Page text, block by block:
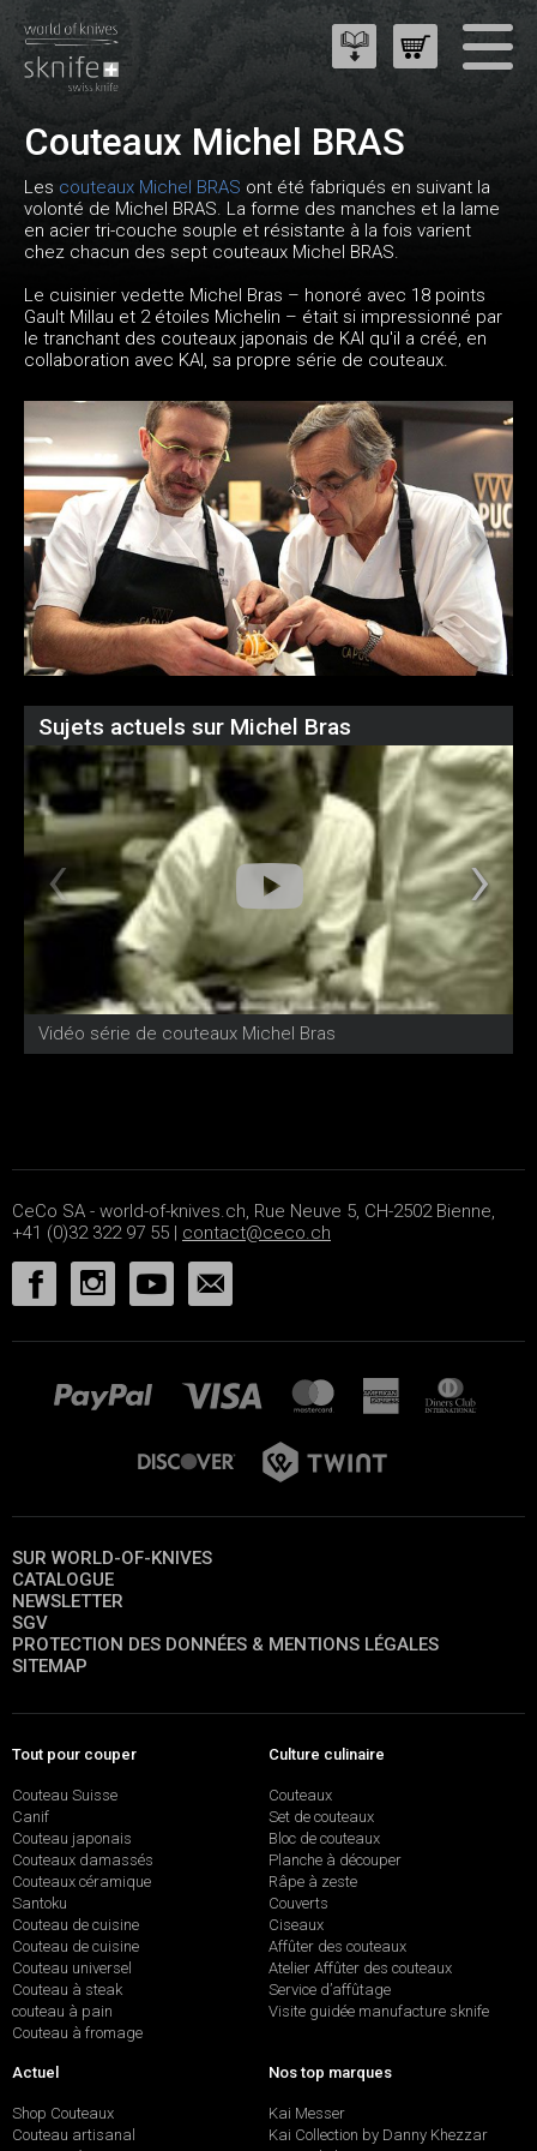
Couteaux Michel BRAS
Les couteaux Michel BRAS ont été fabriqués en suivant la
volonté de Michel BRAS. La forme des manches et la lame
en acier tri-couche souple et résistante à la fois varient
chez chacun des sept couteaux Michel BRAS.
Le cuisinier vedette Michel Bras – honoré avec 18 points
Gault Millau et 2 étoiles Michelin – était si impressionné par
le tranchant des couteaux japonais de KAI qu'il a créé, en
collaboration avec KAI, sa propre série de couteaux.
Sujets actuels sur Michel Bras
Vidéo série de couteaux Michel Bras
CeCo SA - world-of-knives.ch, Rue Neuve 5, CH-2502 Bienne,
+41 (0)32 322 97 55 | contact@ceco.ch
SUR WORLD-OF-KNIVES
CATALOGUE
NEWSLETTER
SGV
PROTECTION DES DONNÉES & MENTIONS LÉGALES
SITEMAP
Tout pour couper
Couteau Suisse
Canif
Couteau japonais
Couteaux damassés
Couteaux céramique
Santoku
Couteau de cuisine
Couteau de cuisine
Couteau universel
Couteau à steak
couteau à pain
Couteau à fromage
Culture culinaire
Couteaux
Set de couteaux
Bloc de couteaux
Planche à découper
Râpe à zeste
Couverts
Ciseaux
Affûter des couteaux
Atelier Affûter des couteaux
Service d’affûtage
Visite guidée manufacture sknife
Actuel
Shop Couteaux
Couteau artisanal
Nos top marques
Kai Messer
Kai Collection by Danny Khezzar